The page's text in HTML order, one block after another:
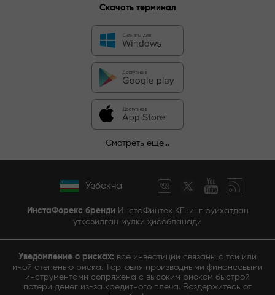
Скачать терминал
Смотреть еще...
Ўзбекча
ИнстаФорекс бренди ИнстаФинтех КГнинг рўйхатдан
ўтказилган мулки ҳисобланади
Уведомление о рисках: все инвестиции связаны с той или
иной степенью риска. Торговля производными финансовыми
инструментами сопряжена с высоким риском быстрой
потери денег из-за кредитного плеча. Воздержитесь от